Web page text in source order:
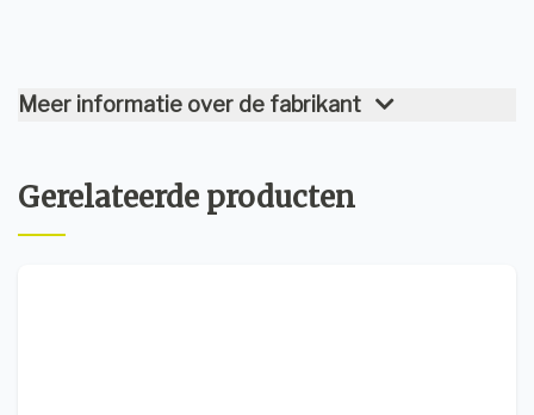
Meer informatie over de fabrikant
Gerelateerde producten